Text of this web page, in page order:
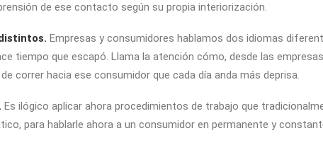
de ese contacto según su propia interiorización.
Empresas y consumidores hablamos dos idiomas
tiempo que escapó. Llama la atención cómo, desde las
correr hacia ese consumidor que cada día anda más deprisa.
Es ilógico aplicar ahora procedimientos de trabajo que
para hablarle ahora a un consumidor en permanente y